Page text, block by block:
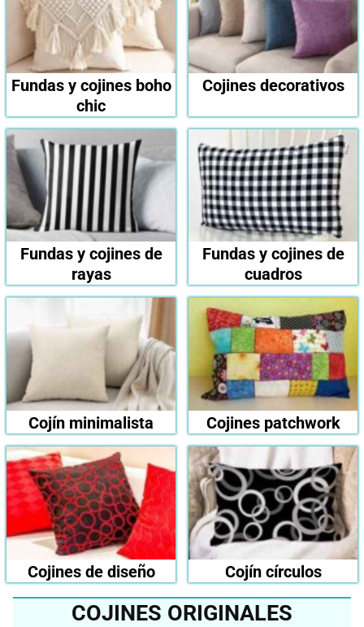
Fundas y cojines boho
chic
Cojines decorativos
Fundas y cojines de
rayas
Fundas y cojines de
cuadros
Cojín minimalista Cojines patchwork
Cojines de diseño Cojín círculos
COJINES ORIGINALES